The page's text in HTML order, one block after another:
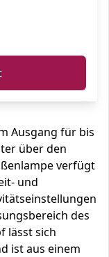
Ausgang für bis
über den
verfügt
und
des
lässt sich
ist aus einem